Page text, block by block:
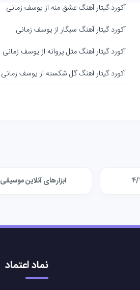
آکورد گیتار آهنگ عشق منه از یوسف زمانی
آکورد گیتار آهنگ سیگار از یوسف زمانی
آکورد گیتار آهنگ مثل پروانه از یوسف زمانی
آکورد گیتار آهنگ گل شکسته از یوسف زمانی
ابزارهای آنلاین موسیقی
نماد اعتماد